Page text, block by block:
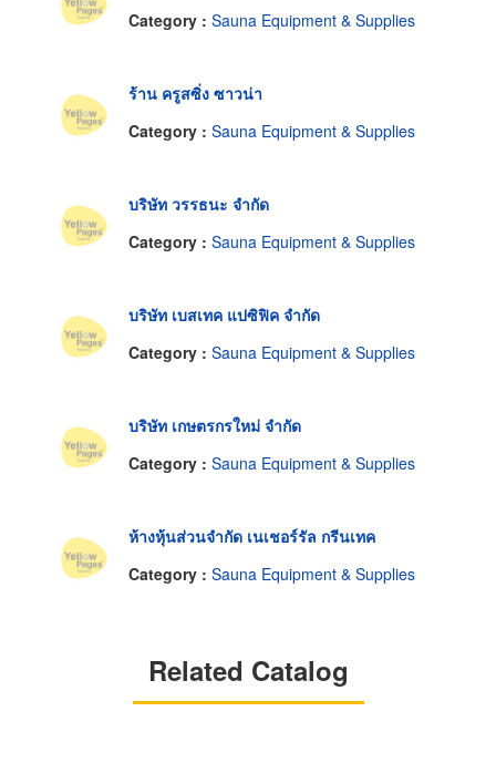
Category : Sauna Equipment & Supplies
ร้าน ครูสซิ่ง ซาวน่า
Category : Sauna Equipment & Supplies
บริษัท วรรธนะ จำกัด
Category : Sauna Equipment & Supplies
บริษัท เบสเทค แปซิฟิค จำกัด
Category : Sauna Equipment & Supplies
บริษัท เกษตรกรใหม่ จำกัด
Category : Sauna Equipment & Supplies
ห้างหุ้นส่วนจำกัด เนเชอร์รัล กรีนเทค
Category : Sauna Equipment & Supplies
Related Catalog